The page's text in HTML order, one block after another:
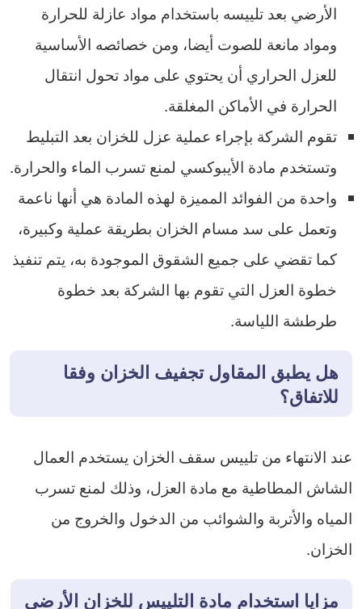
الأرضي بعد تلييسه باستخدام مواد عازلة للحرارة
ومواد مانعة للصوت أيضا، ومن خصائصه الأساسية
للعزل الحراري أن يحتوي على مواد تحول انتقال
الحرارة في الأماكن المغلقة.
تقوم الشركة بإجراء عملية عزل للخزان بعد التبليط
وتستخدم مادة الأيبوكسي لمنع تسرب الماء والحرارة.
واحدة من الفوائد المميزة لهذه المادة هي أنها ناعمة
وتعمل على سد مسام الخزان بطريقة عملية وكبيرة،
كما تقضي على جميع الشقوق الموجودة به، يتم تنفيذ
خطوة العزل التي تقوم بها الشركة بعد خطوة
طرطشة اللياسة.
هل يطبق المقاول تجفيف الخزان وفقا
للاتفاق؟
عند الانتهاء من تلييس سقف الخزان يستخدم العمال
الشاش المطاطية مع مادة العزل، وذلك لمنع تسرب
المياه والأتربة والشوائب من الدخول والخروج من
الخزان.
مزايا استخدام مادة التلييس للخزان الأرضي